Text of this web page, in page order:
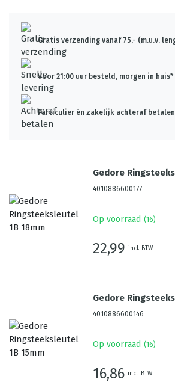
Gratis verzending vanaf 75,- (m.u.v.
Voor 21:00 uur besteld, morgen in huis*
Particulier én zakelijk achteraf betalen
Gedore
4010886600177
Op voorraad (16)
22,99 incl. BTW
Gedore
4010886600146
Op voorraad (16)
16,86 incl. BTW